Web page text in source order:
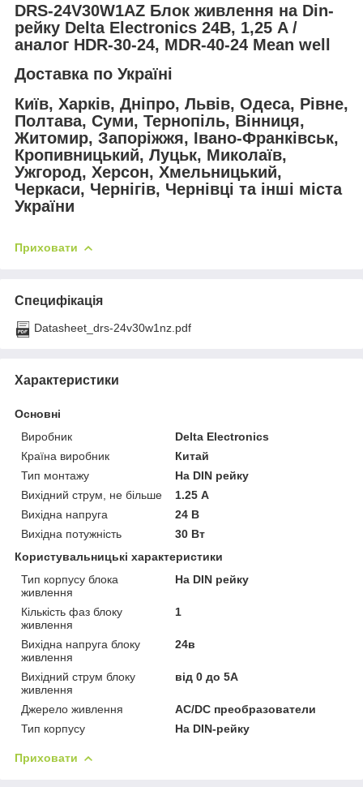
DRS-24V30W1AZ Блок живлення на Din-
рейку Delta Electronics 24В, 1,25 A /
аналог HDR-30-24, MDR-40-24 Mean well
Доставка по Україні
Київ, Харків, Дніпро, Львів, Одеса, Рівне,
Полтава, Суми, Тернопіль, Вінниця,
Житомир, Запоріжжя, Івано-Франківськ,
Кропивницький, Луцьк, Миколаїв,
Ужгород, Херсон, Хмельницький,
Черкаси, Чернігів, Чернівці та інші міста
України
Приховати
Специфікація
Datasheet_drs-24v30w1nz.pdf
Характеристики
Основні
Виробник
Delta Electronics
Країна виробник
Китай
Тип монтажу
На DIN рейку
Вихідний струм, не більше
1.25 А
Вихідна напруга
24 В
Вихідна потужність
30 Вт
Користувальницькі характеристики
Тип корпусу блока
живлення
На DIN рейку
Кількість фаз блоку
живлення
1
Вихідна напруга блоку
живлення
24в
Вихідний струм блоку
живлення
від 0 до 5А
Джерело живлення
AC/DC преобразователи
Тип корпусу
На DIN-рейку
Приховати